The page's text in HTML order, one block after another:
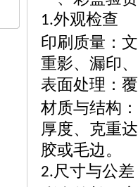
1.外观检查
印刷质量：
重影、漏印
表面处理：
材质与结构
厚度、克重
胶或毛边。
2.尺寸与公差